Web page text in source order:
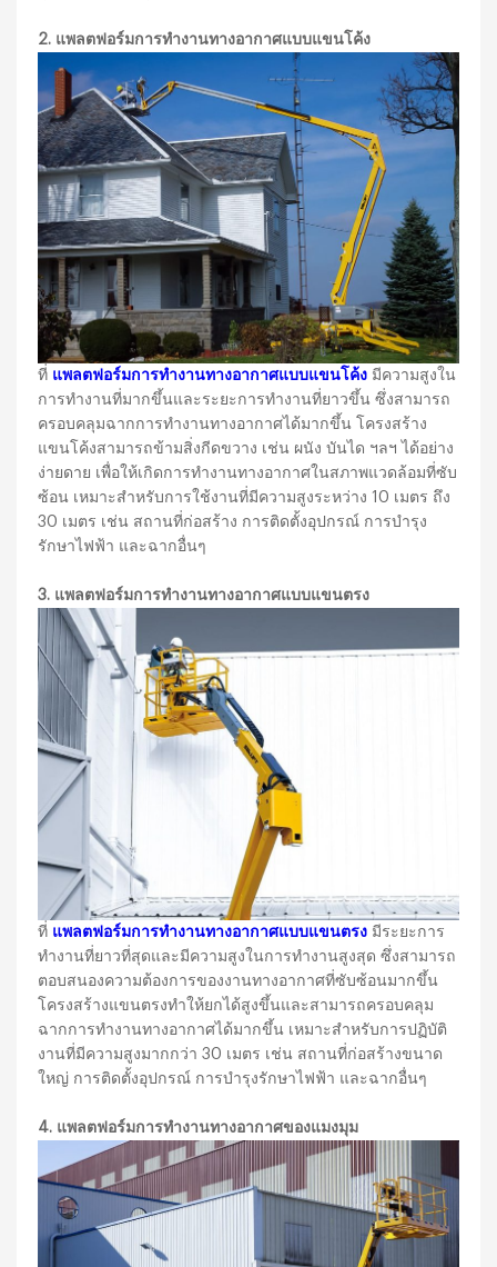
2. แพลตฟอร์มการทำงานทางอากาศแบบแขนโค้ง
ที่ แพลตฟอร์มการทำงานทางอากาศแบบแขนโค้ง มีความสูงใน
การทำงานที่มากขึ้นและระยะการทำงานที่ยาวขึ้น ซึ่งสามารถ
ครอบคลุมฉากการทำงานทางอากาศได้มากขึ้น โครงสร้าง
แขนโค้งสามารถข้ามสิ่งกีดขวาง เช่น ผนัง บันได ฯลฯ ได้อย่าง
ง่ายดาย เพื่อให้เกิดการทำงานทางอากาศในสภาพแวดล้อมที่ซับ
ซ้อน เหมาะสำหรับการใช้งานที่มีความสูงระหว่าง 10 เมตร ถึง
30 เมตร เช่น สถานที่ก่อสร้าง การติดตั้งอุปกรณ์ การบำรุง
รักษาไฟฟ้า และฉากอื่นๆ
3. แพลตฟอร์มการทำงานทางอากาศแบบแขนตรง
ที่ แพลตฟอร์มการทำงานทางอากาศแบบแขนตรง มีระยะการ
ทำงานที่ยาวที่สุดและมีความสูงในการทำงานสูงสุด ซึ่งสามารถ
ตอบสนองความต้องการของงานทางอากาศที่ซับซ้อนมากขึ้น
โครงสร้างแขนตรงทำให้ยกได้สูงขึ้นและสามารถครอบคลุม
ฉากการทำงานทางอากาศได้มากขึ้น เหมาะสำหรับการปฏิบัติ
งานที่มีความสูงมากกว่า 30 เมตร เช่น สถานที่ก่อสร้างขนาด
ใหญ่ การติดตั้งอุปกรณ์ การบำรุงรักษาไฟฟ้า และฉากอื่นๆ
4. แพลตฟอร์มการทำงานทางอากาศของแมงมุม